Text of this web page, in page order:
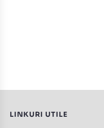
LINKURI UTILE